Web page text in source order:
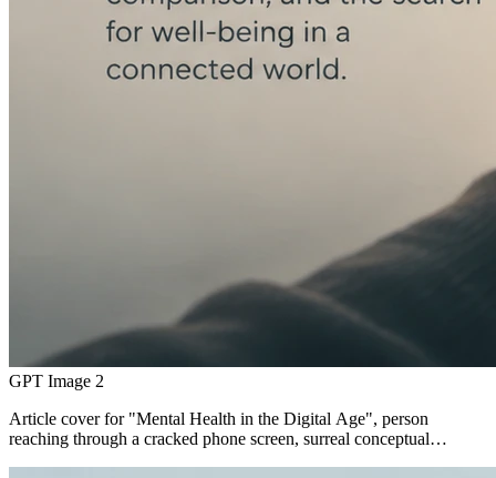
GPT Image 2
Article cover for "Mental Health in the Digital Age", person
reaching through a cracked phone screen, surreal conceptual…